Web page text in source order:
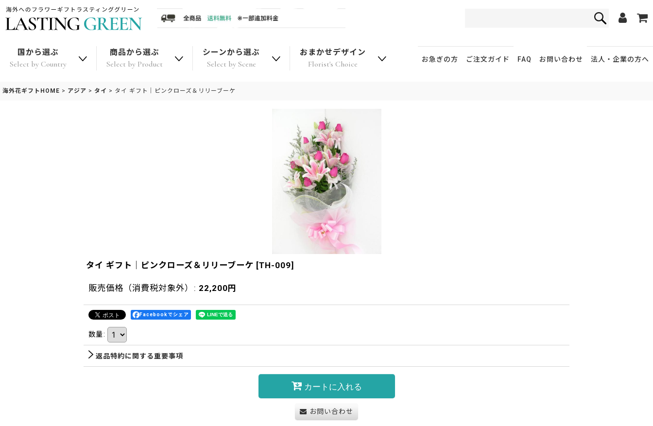
国から選ぶ
Select by Country
商品から選ぶ
Select by Product
シーンから選ぶ
Select by Scene
おまかせデザイン
Florist's Choice 法人・企業の方へ
ご注文ガイド
お急ぎの方 FAQ お問い合わせ
海外花ギフトHOME > アジア > タイ > タイ ギフト｜ピンクローズ＆リリーブーケ
タイ ギフト｜ピンクローズ＆リリーブーケ [TH-009]
販売価格（消費税対象外） : 22,200 円
Facebookでシェア
数量:
返品特約に関する重要事項
カートに入れる
お問い合わせ